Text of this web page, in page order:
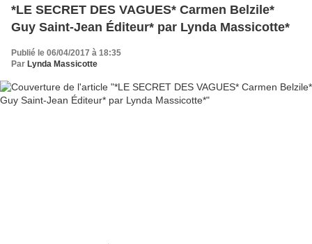
*LE SECRET DES VAGUES* Carmen Belzile*
Guy Saint-Jean Éditeur* par Lynda Massicotte*
Publié le 06/04/2017 à 18:35
Par Lynda Massicotte